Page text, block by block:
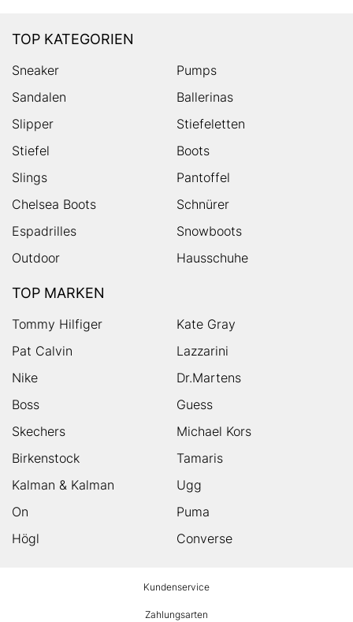
TOP KATEGORIEN
Sneaker
Pumps
Sandalen
Ballerinas
Slipper
Stiefeletten
Stiefel
Boots
Slings
Pantoffel
Chelsea Boots
Schnürer
Espadrilles
Snowboots
Outdoor
Hausschuhe
TOP MARKEN
Tommy Hilfiger
Kate Gray
Pat Calvin
Lazzarini
Nike
Dr.Martens
Boss
Guess
Skechers
Michael Kors
Birkenstock
Tamaris
Kalman & Kalman
Ugg
On
Puma
Högl
Converse
Kundenservice
Zahlungsarten